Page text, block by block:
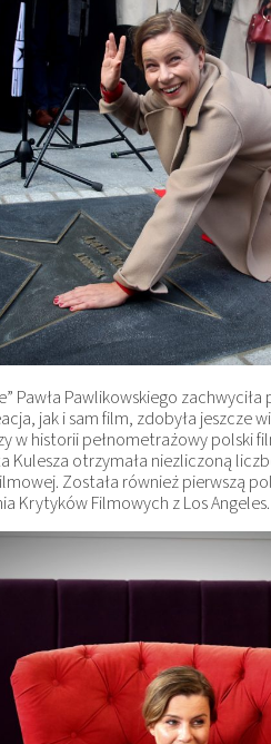
Pawła Pawlikowskiego
jak i sam film, zdobyła jeszcze
w historii pełnometrażowy polski
Kulesza otrzymała niezliczoną
Została również pierwszą
Krytyków Filmowych z Los Angeles.